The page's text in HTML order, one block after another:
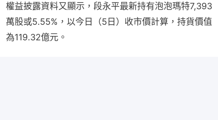
權益披露資料又顯示，段永平最新持有泡泡瑪特7,393
萬股或5.55%，以今日（5日）收市價計算，持貨價值
為119.32億元。